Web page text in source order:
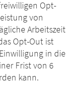
Opt-
von
Arbeitszeit
Opt-Out ist
in die
Frist von 6
kann.